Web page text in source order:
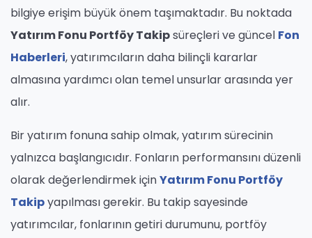
bilgiye erişim büyük önem taşımaktadır. Bu noktada
Yatırım Fonu Portföy Takipsüreçleri ve güncel Fon
Haberleri, yatırımcıların daha bilinçli kararlar
almasına yardımcı olan temel unsurlar arasında yer
alır.
Bir yatırım fonuna sahip olmak, yatırım sürecinin
yalnızca başlangıcıdır. Fonların performansını düzenli
olarak değerlendirmek içinYatırım Fonu Portföy
Takipyapılması gerekir. Bu takip sayesinde
yatırımcılar, fonlarının getiri durumunu, portföy